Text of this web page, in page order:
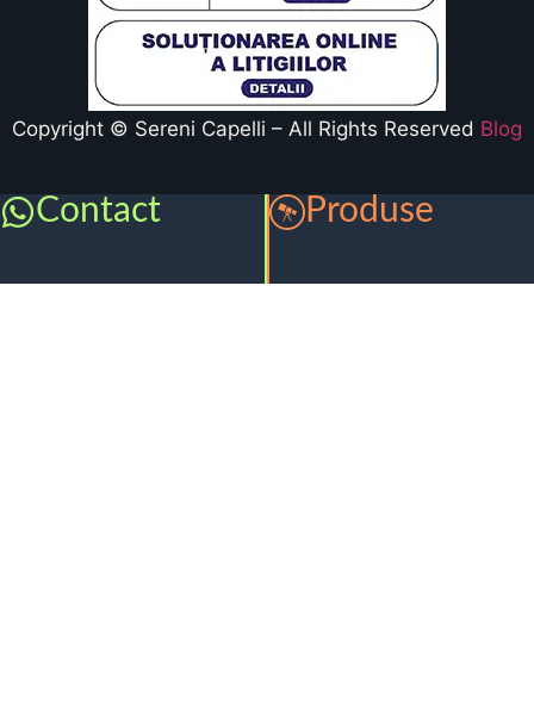
Copyright © Sereni Capelli – All Rights Reserved Blog
Contact Produse